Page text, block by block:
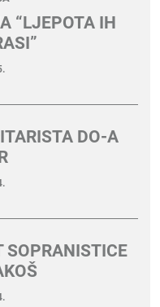
“LJEPOTA IH
DO-A
SOPRANISTICE